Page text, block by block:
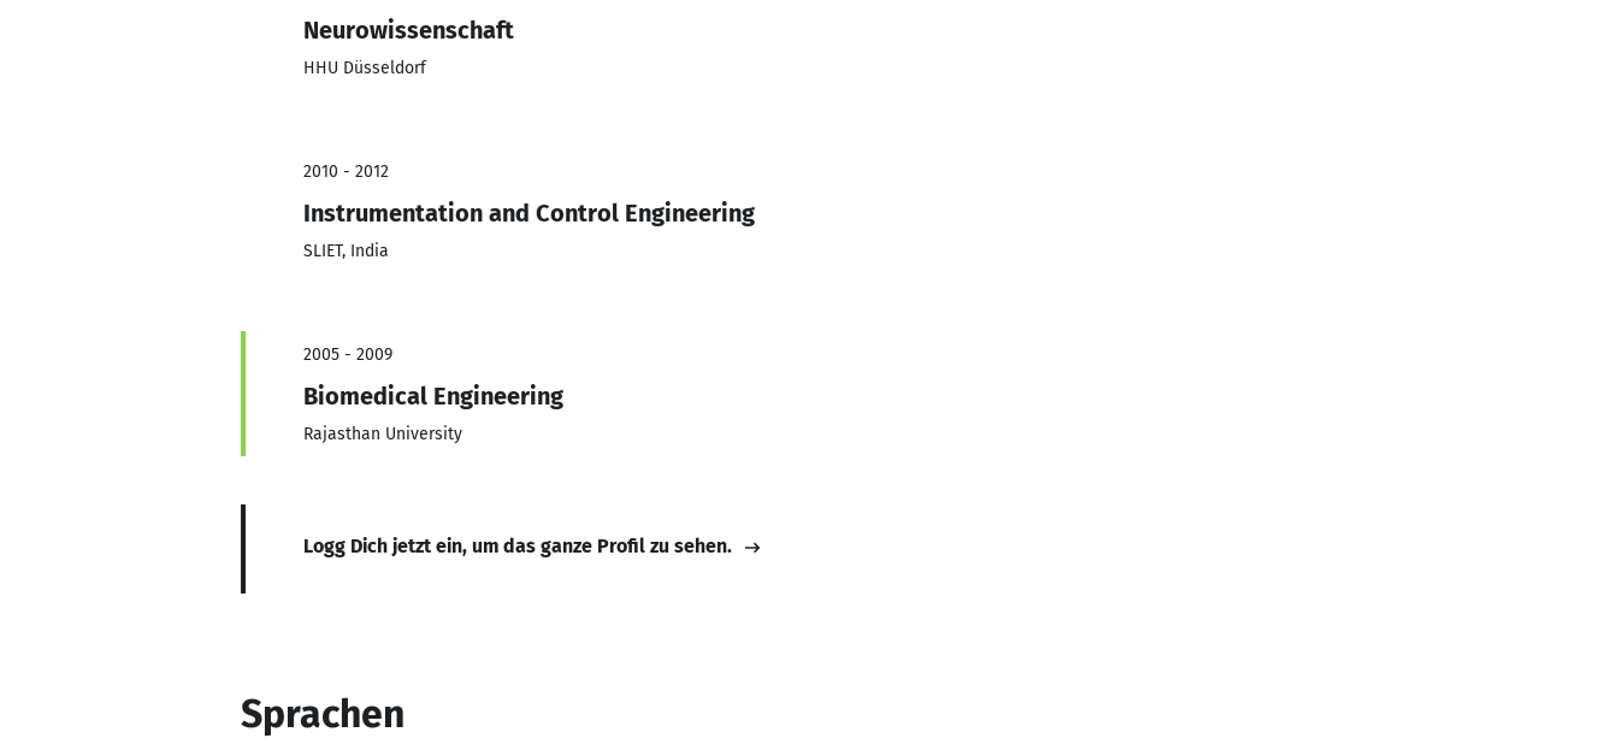
Neurowissenschaft
HHU Düsseldorf
2010 - 2012
Instrumentation and Control Engineering
SLIET, India
2005 - 2009
Biomedical Engineering
Rajasthan University
Logg Dich jetzt ein, um das ganze Profil zu sehen.
Sprachen